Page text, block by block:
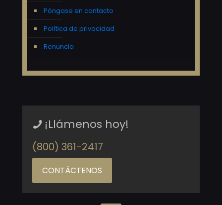
Póngase en contacto
Política de privacidad
Renuncia
¡Llámenos hoy!
(800) 361-2417
CONTÁCTENOS